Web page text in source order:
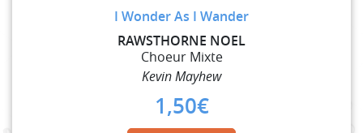
I Wonder As I Wander
RAWSTHORNE NOEL
Choeur Mixte
Kevin Mayhew
1,50€